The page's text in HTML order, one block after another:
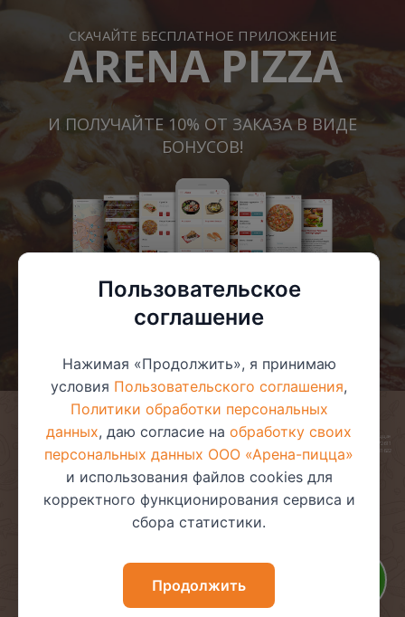
СКАЧАЙТЕ БЕСПЛАТНОЕ ПРИЛОЖЕНИЕ
ARENA PIZZA
И ПОЛУЧАЙТЕ 10% ОТ ЗАКАЗА В ВИДЕ
БОНУСОВ!
© 2025 ООО «Арена-пицца»
УНП 391272611
Магазин зарегистрирован в торговом реестре 08.05.2017 №381622
Политика видеонаблюдения
Политика в отношении
обработки файлов cookie
Пользовательское
соглашение
Нажимая «Продолжить», я принимаю
условия Пользовательского соглашения,
Политики обработки персональных
данных, даю согласие на обработку своих
персональных данных ООО «Арена-пицца»
и использования файлов cookies для
корректного функционирования сервиса и
сбора статистики.
Продолжить